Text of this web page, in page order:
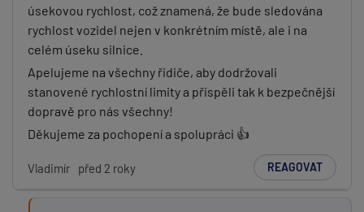
úsekovou rychlost, což znamená, že bude sledována
rychlost vozidel nejen v konkrétním místě, ale i na
celém úseku silnice.
Apelujeme na všechny řidiče, aby dodržovali
stanovené rychlostní limity a přispěli tak k bezpečnější
dopravě pro nás všechny!
Děkujeme za pochopení a spolupráci 👍
Vladimír před 2 roky REAGOVAT